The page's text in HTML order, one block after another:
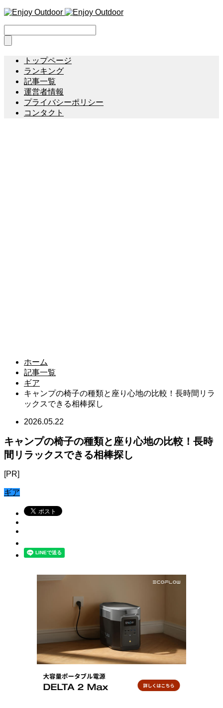
トップページ
ランキング
記事一覧
運営者情報
プライバシーポリシー
コンタクト
ホーム
記事一覧
ギア
キャンプの椅子の種類と座り心地の比較！長時間リラ
ックスできる相棒探し
2026.05.22
キャンプの椅子の種類と座り心地の比較！長時
間リラックスできる相棒探し
[PR]
ギア